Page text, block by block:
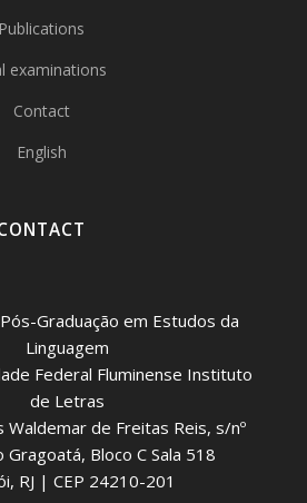
Publications
examinations
Contact
English
Graduação em Estudos da
Linguagem
Federal Fluminense Instituto
de Letras
Waldemar de Freitas Reis, s/nº
Gragoatá, Bloco C Sala 518
RJ | CEP 24210-201